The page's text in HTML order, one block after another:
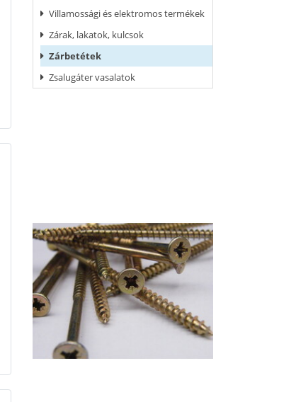
Villamossági és elektromos termékek
Zárak, lakatok, kulcsok
Zárbetétek
Zsalugáter vasalatok